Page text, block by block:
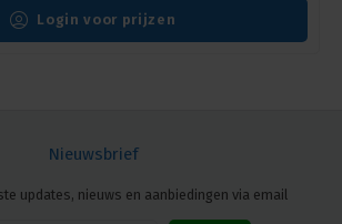
Login voor prijzen
Nieuwsbrief
updates, nieuws en aanbiedingen via email